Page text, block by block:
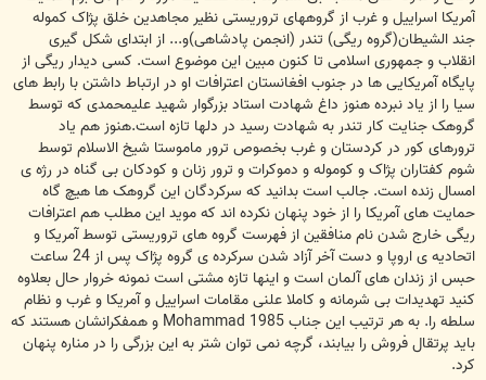
آمریکا اسراییل و غرب از گروههای تروریستی نظیر مجاهدین خلق پژاک کموله
جند الشیطان(گروه ریگی) تندر (انجمن پادشاهی)و... از ابتدای شکل گیری
انقلاب و جمهوری اسلامی تا کنون مبین این موضوع است. کسی دیدار ریگی از
پایگاه آمریکایی ها در جنوب افغانستان اعترافات او در ارتباط داشتن با رابط های
سیا را از یاد نبرده هنوز داغ شهادت استاد بزرگوار شهید علیمحمدی که توسط
گروهک جنایت کار تندر به شهادت رسید در دلها تازه است.هنوز هم یاد
ترورهای کور در کردستان و غرب بخصوص ترور ماموستا شیخ الاسلام توسط
شوم کفتاران پژاک و کوموله و دموکرات و ترور زنان و کودکان بی گناه در رژه ی
امسال زنده است. جالب است بدانید که سرکردگان این گروهک ها هیچ گاه
حمایت های آمریکا را از خود پنهان نکرده اند که موید این مطلب هم اعترافات
ریگی خارج شدن نام منافقین از فهرست گروه های تروریستی توسط آمریکا و
اتحادیه ی اروپا و دست آخر آزاد شدن سرکرده ی گروه پژاک پس از 24 ساعت
حبس از زندان های آلمان است و اینها تازه مشتی است نمونه خروار حال بعلاوه
کنید تهدیدات بی شرمانه و کاملا علنی مقامات اسراییل و آمریکا و غرب و نظام
سلطه را. به هر ترتیب این جناب Mohammad 1985 و همفکرانشان هستند که
باید پرتقال فروش را بیابند، گرچه نمی توان شتر به این بزرگی را در مناره پنهان
کرد.